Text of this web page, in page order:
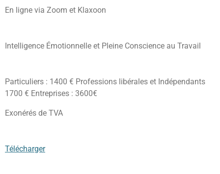
En ligne via Zoom et Klaxoon
Intelligence Émotionnelle et Pleine Conscience au Travail
Particuliers : 1400 € Professions libérales et Indépendants
1700 € Entreprises : 3600€
Exonérés de TVA
Télécharger